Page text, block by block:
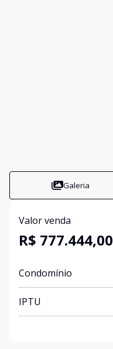
Galeria
Valor venda
R$ 777.444,00
Condomínio
IPTU